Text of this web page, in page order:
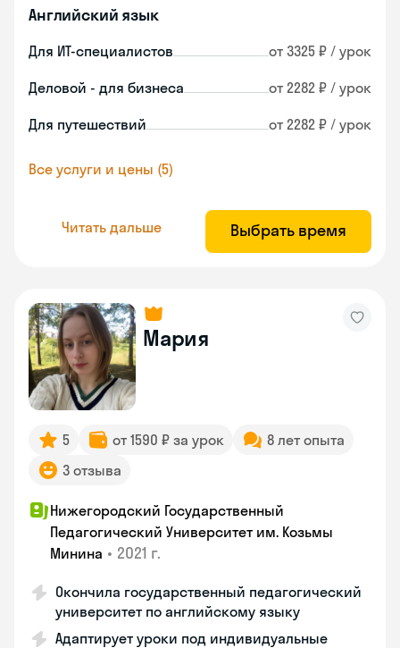
Английский язык
Для ИТ-специалистов от 3325 ₽ / урок
Деловой - для бизнеса от 2282 ₽ / урок
Для путешествий от 2282 ₽ / урок
Все услуги и цены (5)
Читать дальше Выбрать время
Мария
5 от 1590 ₽ за урок
8 лет опыта
3 отзыва
Нижегородский Государственный
Педагогический Университет им. Козьмы
Минина • 2021 г.
Окончила государственный педагогический
университет по английскому языку
Адаптирует уроки под индивидуальные